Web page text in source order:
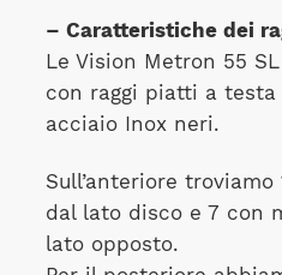
– Caratteristiche dei
Le Vision Metron 55
con raggi piatti a testa
acciaio Inox neri.
Sull’anteriore
dal lato disco e 7 con
lato opposto.